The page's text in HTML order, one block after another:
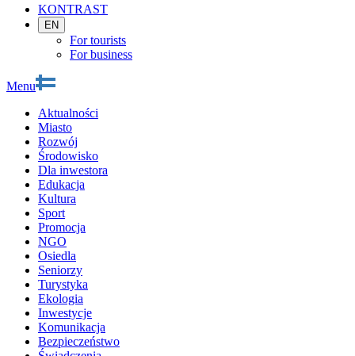
KONTRAST
EN
For tourists
For business
Menu
Aktualności
Miasto
Rozwój
Środowisko
Dla inwestora
Edukacja
Kultura
Sport
Promocja
NGO
Osiedla
Seniorzy
Turystyka
Ekologia
Inwestycje
Komunikacja
Bezpieczeństwo